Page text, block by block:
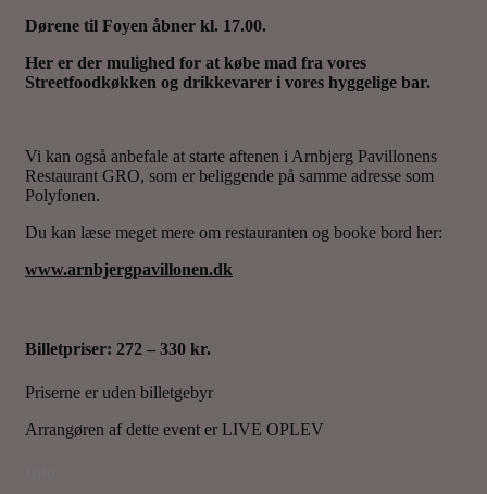
Dørene til Foyen åbner kl. 17.00.
Her er der mulighed for at købe mad fra vores
Streetfoodkøkken og drikkevarer i vores hyggelige bar.
Vi kan også anbefale at starte aftenen i Arnbjerg Pavillonens
Restaurant GRO, som er beliggende på samme adresse som
Polyfonen.
Du kan læse meget mere om restauranten og booke bord her:
www.arnbjergpavillonen.dk
Billetpriser: 272 – 330 kr.
Priserne er uden billetgebyr
Arrangøren af dette event er LIVE OPLEV